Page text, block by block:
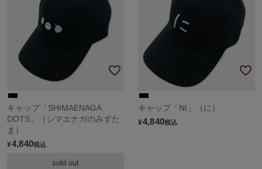
キャップ「SHIMAENAGA
DOTS」（シマエナガのみずた
ま）
¥4,840税込
sold out
キャップ「NI」（に）
¥4,840税込